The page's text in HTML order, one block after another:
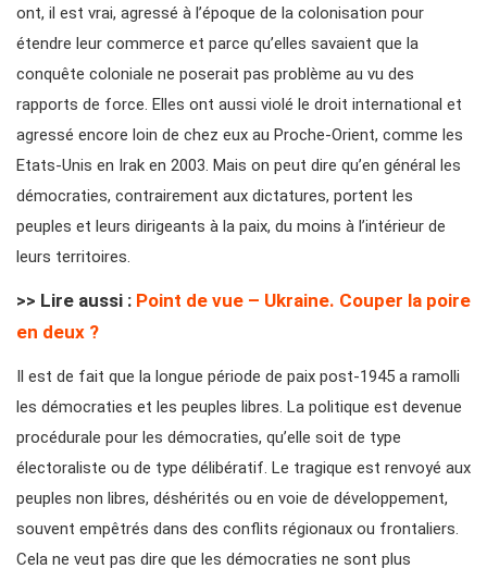
ont, il est vrai, agressé à l’époque de la colonisation pour
étendre leur commerce et parce qu’elles savaient que la
conquête coloniale ne poserait pas problème au vu des
rapports de force. Elles ont aussi violé le droit international et
agressé encore loin de chez eux au Proche-Orient, comme les
Etats-Unis en Irak en 2003. Mais on peut dire qu’en général les
démocraties, contrairement aux dictatures, portent les
peuples et leurs dirigeants à la paix, du moins à l’intérieur de
leurs territoires.
>> Lire aussi : Point de vue – Ukraine. Couper la poire
en deux ?
Il est de fait que la longue période de paix post-1945 a ramolli
les démocraties et les peuples libres. La politique est devenue
procédurale pour les démocraties, qu’elle soit de type
électoraliste ou de type délibératif. Le tragique est renvoyé aux
peuples non libres, déshérités ou en voie de développement,
souvent empêtrés dans des conflits régionaux ou frontaliers.
Cela ne veut pas dire que les démocraties ne sont plus